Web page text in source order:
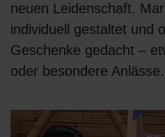
neuen Leidenschaft.
individuell gestaltet und
Geschenke gedacht –
oder besondere Anlässe.